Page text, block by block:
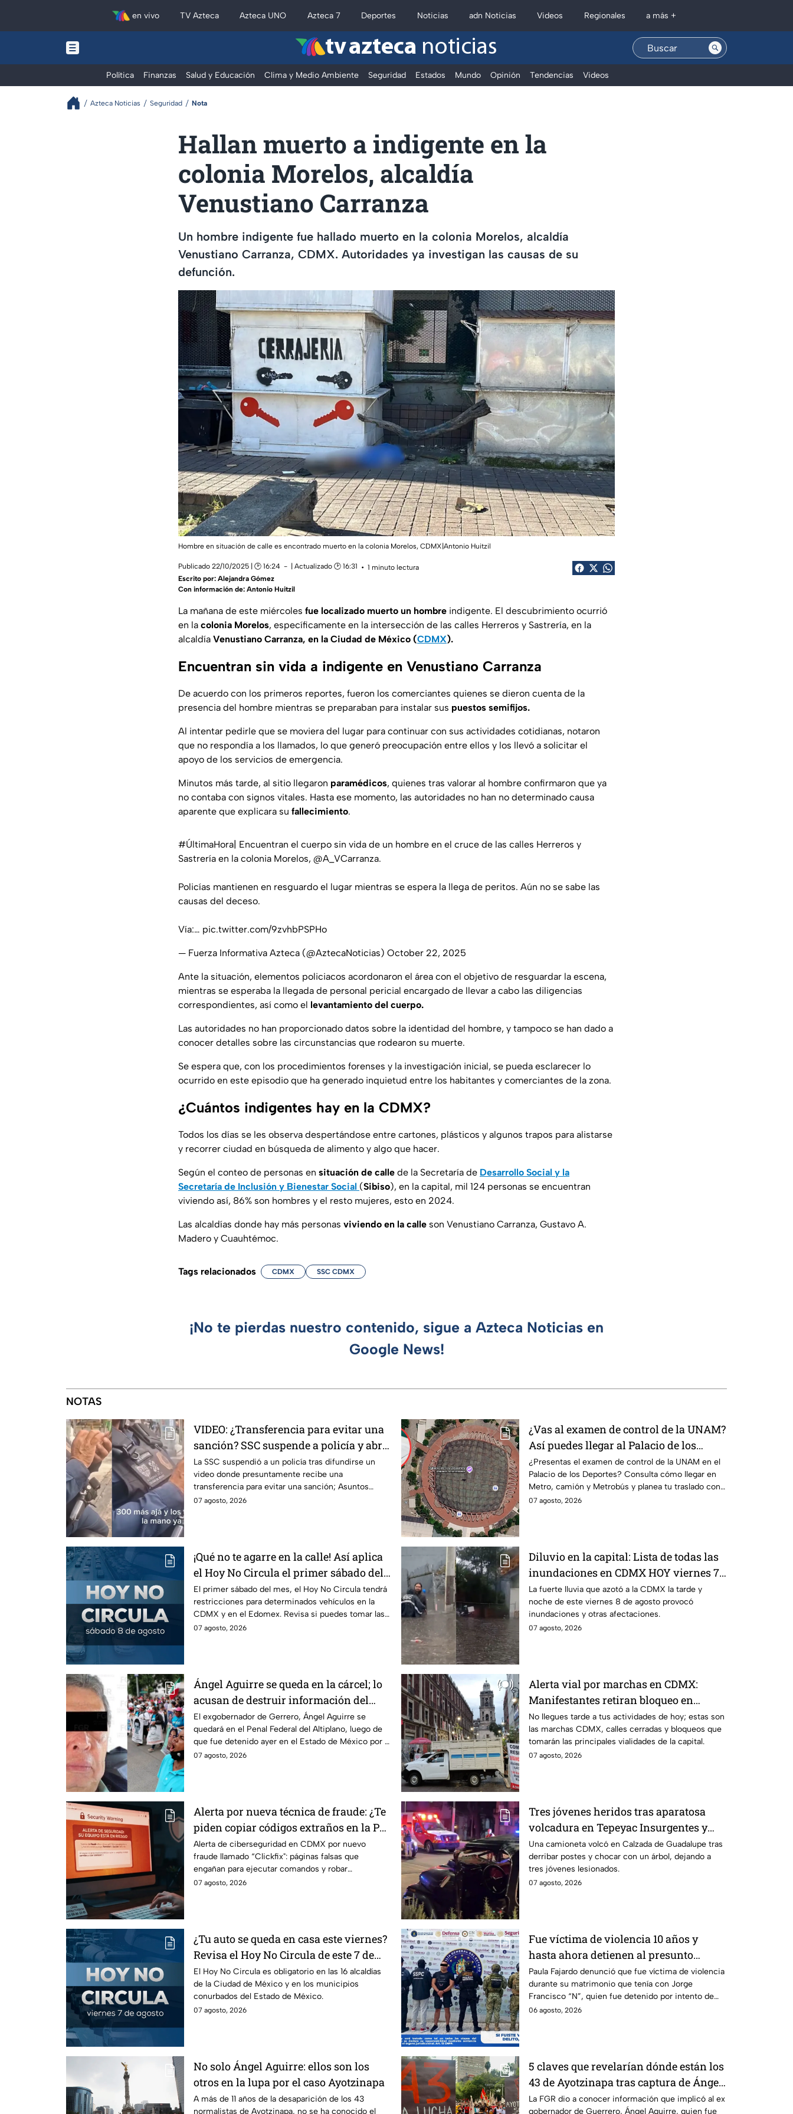
en vivo TV Azteca Azteca UNO Azteca 7 Deportes Noticias adn Noticias Videos Regionales a más +
tv azteca noticias
Política Finanzas Salud y Educación Clima y Medio Ambiente Seguridad Estados Mundo Opinión Tendencias Videos
Azteca Noticias Seguridad Nota
Hallan muerto a indigente en la
colonia Morelos, alcaldía
Venustiano Carranza
Un hombre indigente fue hallado muerto en la colonia Morelos, alcaldía
Venustiano Carranza, CDMX. Autoridades ya investigan las causas de su
defunción.
Hombre en situación de calle es encontrado muerto en la colonia Morelos, CDMX|Antonio Huitzil
Publicado 22/10/2025 | 🕑 16:24 | Actualizado 🕑 16:31
1 minuto lectura
Escrito por: Alejandra Gómez
Con información de: Antonio Huitzil
La mañana de este miércoles fue localizado muerto un hombre indigente. El descubrimiento ocurrió
en la colonia Morelos, específicamente en la intersección de las calles Herreros y Sastrería, en la
alcaldía Venustiano Carranza, en la Ciudad de México (CDMX).
Encuentran sin vida a indigente en Venustiano Carranza
De acuerdo con los primeros reportes, fueron los comerciantes quienes se dieron cuenta de la
presencia del hombre mientras se preparaban para instalar sus puestos semifijos.
Al intentar pedirle que se moviera del lugar para continuar con sus actividades cotidianas, notaron
que no respondía a los llamados, lo que generó preocupación entre ellos y los llevó a solicitar el
apoyo de los servicios de emergencia.
Minutos más tarde, al sitio llegaron paramédicos, quienes tras valorar al hombre confirmaron que ya
no contaba con signos vitales. Hasta ese momento, las autoridades no han no determinado causa
aparente que explicara su fallecimiento.
#ÚltimaHora | Encuentran el cuerpo sin vida de un hombre en el cruce de las calles Herreros y
Sastrería en la colonia Morelos, @A_VCarranza.
Policías mantienen en resguardo el lugar mientras se espera la llega de peritos. Aún no se sabe las
causas del deceso.
Vía:… pic.twitter.com/9zvhbPSPHo
— Fuerza Informativa Azteca (@AztecaNoticias) October 22, 2025
Ante la situación, elementos policiacos acordonaron el área con el objetivo de resguardar la escena,
mientras se esperaba la llegada de personal pericial encargado de llevar a cabo las diligencias
correspondientes, así como el levantamiento del cuerpo.
Las autoridades no han proporcionado datos sobre la identidad del hombre, y tampoco se han dado a
conocer detalles sobre las circunstancias que rodearon su muerte.
Se espera que, con los procedimientos forenses y la investigación inicial, se pueda esclarecer lo
ocurrido en este episodio que ha generado inquietud entre los habitantes y comerciantes de la zona.
¿Cuántos indigentes hay en la CDMX?
Todos los días se les observa despertándose entre cartones, plásticos y algunos trapos para alistarse
y recorrer ciudad en búsqueda de alimento y algo que hacer.
Según el conteo de personas en situación de calle de la Secretaría de Desarrollo Social y la
Secretaría de Inclusión y Bienestar Social (Sibiso), en la capital, mil 124 personas se encuentran
viviendo así, 86% son hombres y el resto mujeres, esto en 2024.
Las alcaldías donde hay más personas viviendo en la calle son Venustiano Carranza, Gustavo A.
Madero y Cuauhtémoc.
Tags relacionados CDMX SSC CDMX
¡No te pierdas nuestro contenido, sigue a Azteca Noticias en
Google News!
NOTAS
VIDEO: ¿Transferencia para evitar una
sanción? SSC suspende a policía y abre
investigación
La SSC suspendió a un policía tras difundirse un
video donde presuntamente recibe una
transferencia para evitar una sanción; Asuntos
Internos ya investiga.
07 agosto, 2026
¿Vas al examen de control de la UNAM?
Así puedes llegar al Palacio de los
Deportes en Metro, camión y Metrobús
¿Presentas el examen de control de la UNAM en el
Palacio de los Deportes? Consulta cómo llegar en
Metro, camión y Metrobús y planea tu traslado con
anticipación.
07 agosto, 2026
¡Qué no te agarre en la calle! Así aplica
el Hoy No Circula el primer sábado del
mes
El primer sábado del mes, el Hoy No Circula tendrá
restricciones para determinados vehículos en la
CDMX y en el Edomex. Revisa si puedes tomar las
llaves y arrancar.
07 agosto, 2026
Diluvio en la capital: Lista de todas las
inundaciones en CDMX HOY viernes 7
de agosto
La fuerte lluvia que azotó a la CDMX la tarde y
noche de este viernes 8 de agosto provocó
inundaciones y otras afectaciones.
07 agosto, 2026
Ángel Aguirre se queda en la cárcel; lo
acusan de destruir información del
caso Ayotzinapa
El exgobernador de Gerrero, Ángel Aguirre se
quedará en el Penal Federal del Altiplano, luego de
que fue detenido ayer en el Estado de México por el
caso Ayotzinapa.
07 agosto, 2026
Alerta vial por marchas en CDMX:
Manifestantes retiran bloqueo en
Canela y Eje 3 Sur, colonia Granjas
México
No llegues tarde a tus actividades de hoy; estas son
las marchas CDMX, calles cerradas y bloqueos que
tomarán las principales vialidades de la capital.
07 agosto, 2026
Alerta por nueva técnica de fraude: ¿Te
piden copiar códigos extraños en la PC?
Cuidado, podrías ser víctima del
peligroso "Clickfix"
Alerta de ciberseguridad en CDMX por nuevo
fraude llamado “Clickfix": páginas falsas que
engañan para ejecutar comandos y robar
información de tu equipo.
07 agosto, 2026
Tres jóvenes heridos tras aparatosa
volcadura en Tepeyac Insurgentes y
operativo en la Juárez, mientras
dormía
Una camioneta volcó en Calzada de Guadalupe tras
derribar postes y chocar con un árbol, dejando a
tres jóvenes lesionados.
07 agosto, 2026
¿Tu auto se queda en casa este viernes?
Revisa el Hoy No Circula de este 7 de
agosto
El Hoy No Circula es obligatorio en las 16 alcaldías
de la Ciudad de México y en los municipios
conurbados del Estado de México.
07 agosto, 2026
Fue víctima de violencia 10 años y
hasta ahora detienen al presunto
agresor: el caso de Paula Fajardo
Paula Fajardo denunció que fue víctima de violencia
durante su matrimonio que tenía con Jorge
Francisco “N”, quien fue detenido por intento de
feminicidio.
06 agosto, 2026
No solo Ángel Aguirre: ellos son los
otros en la lupa por el caso Ayotzinapa
A más de 11 años de la desaparición de los 43
normalistas de Ayotzinapa, no se ha conocido el
5 claves que revelarían dónde están los
43 de Ayotzinapa tras captura de Ángel
Aguirre, ex gobernador de Guerrero
La FGR dio a conocer información que implicó al ex
gobernador de Guerrero, Ángel Aguirre, quien fue